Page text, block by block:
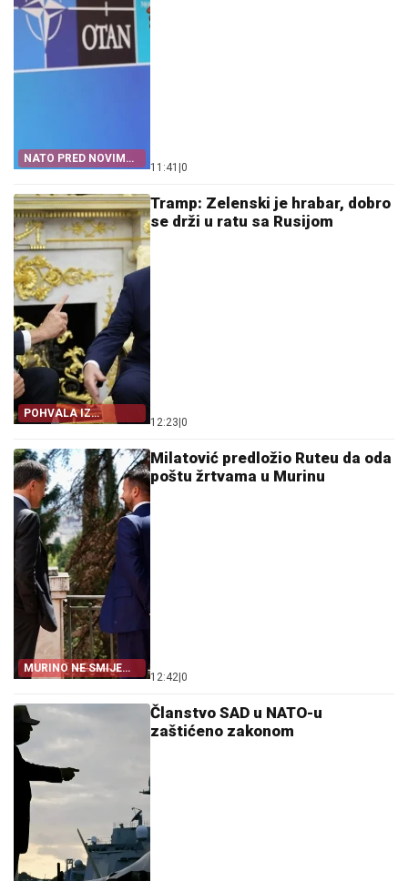
NATO PRED NOVIM
ISKUŠENJEM
11:41 0
POHVALA IZ
VAŠINGTONA
Tramp: Zelenski je hrabar, dobro
se drži u ratu sa Rusijom
12:23 0
MURINO NE SMIJE
BITI ZABORAVLJENO
Milatović predložio Ruteu da oda
poštu žrtvama u Murinu
12:42 0
Članstvo SAD u NATO-u
zaštićeno zakonom